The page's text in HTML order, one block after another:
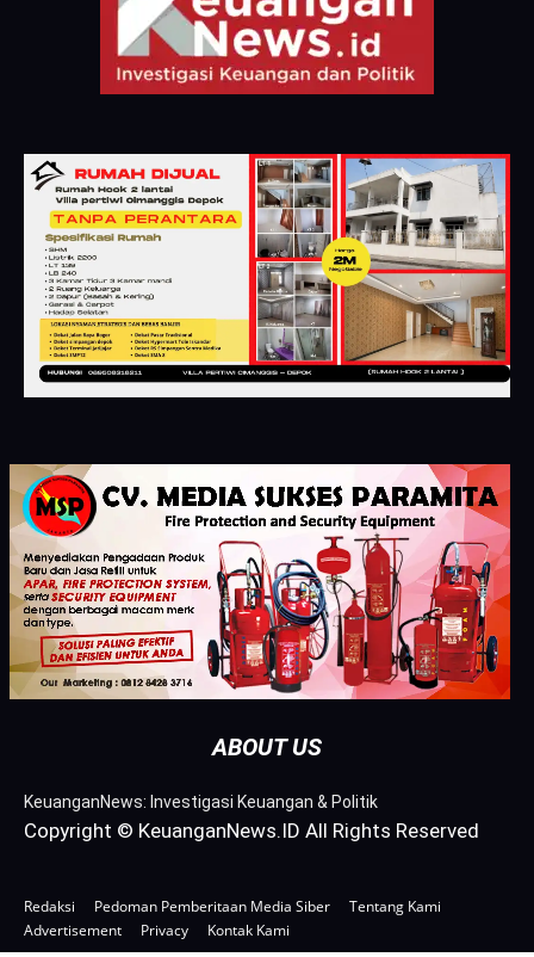
ABOUT US
KeuanganNews: Investigasi Keuangan & Politik
Copyright © KeuanganNews.ID All Rights Reserved
Redaksi Pedoman Pemberitaan Media Siber
Tentang Kami
Advertisement
Privacy Kontak Kami